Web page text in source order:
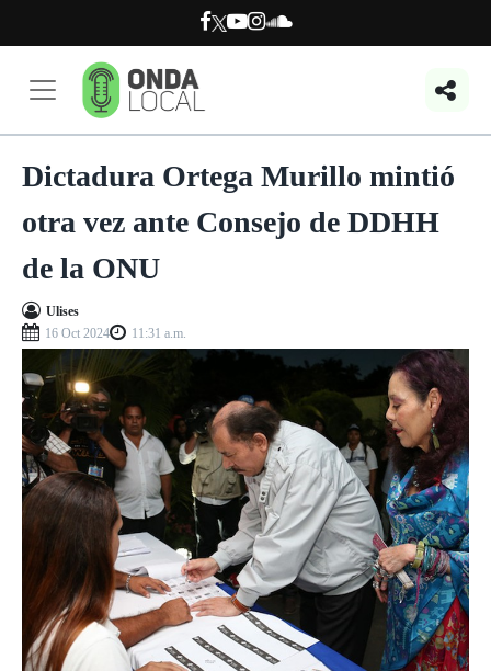
Dictadura Ortega Murillo mintió
otra vez ante Consejo de DDHH
de la ONU
Ulises
16 Oct 2024
11:31 a.m.